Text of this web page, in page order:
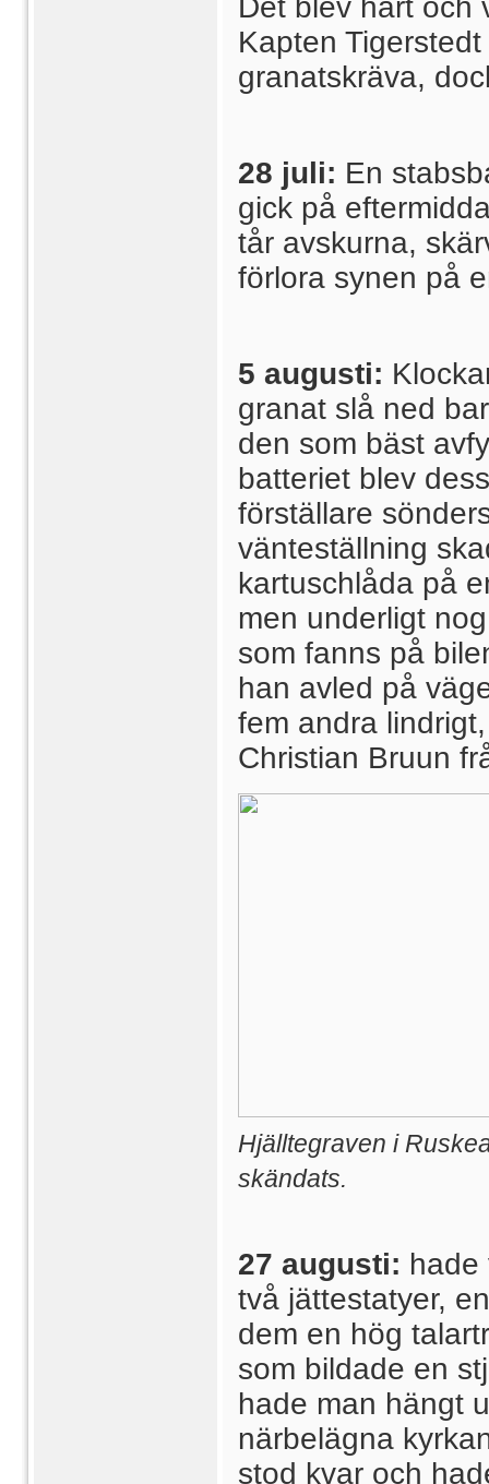
Det blev hårt och
Kapten
granatskräva,
28 juli: En
gick på
tår avskurna,
förlora synen på
5 augusti:
granat slå ned
den som bäst
batteriet blev
förställare
vänteställning
kartuschlåda på
men underligt
som fanns på
han avled på
fem andra
Christian Bruun
Hjälltegraven i
skändats.
27 augusti: hade
två jättestatyer,
dem en hög
som bildade en
hade man hängt
närbelägna
stod kvar och